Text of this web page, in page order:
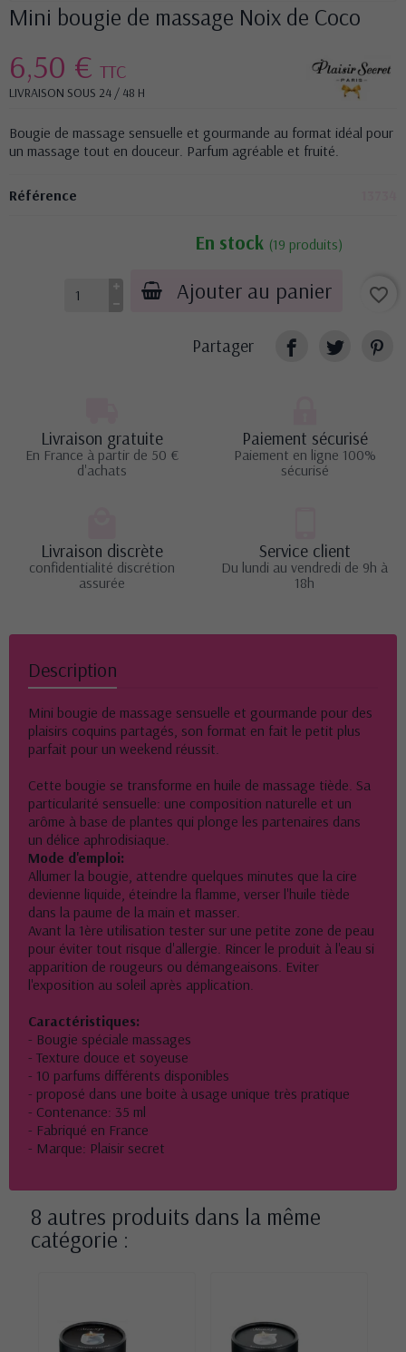
Mini bougie de massage Noix de Coco
6,50 € TTC
LIVRAISON SOUS 24 / 48 H
Bougie de massage sensuelle et gourmande au format idéal pour
un massage tout en douceur. Parfum agréable et fruité.
Référence
En stock (19 produits)
Ajouter au panier favorite_border
Partager
Livraison gratuite
En France à partir de 50 €
d'achats
Paiement sécurisé
Paiement en ligne 100%
sécurisé
Livraison discrète
confidentialité discrétion
assurée
Service client
Du lundi au vendredi de 9h à
18h
Description
Mini bougie de massage sensuelle et gourmande pour des
plaisirs coquins partagés, son format en fait le petit plus
parfait pour un weekend réussit.
Cette bougie se transforme en huile de massage tiède. Sa
particularité sensuelle: une composition naturelle et un
arôme à base de plantes qui plonge les partenaires dans
un délice aphrodisiaque.
Mode d'emploi:
Allumer la bougie, attendre quelques minutes que la cire
devienne liquide, éteindre la flamme, verser l'huile tiède
dans la paume de la main et masser.
Avant la 1ère utilisation tester sur une petite zone de peau
pour éviter tout risque d'allergie. Rincer le produit à l'eau si
apparition de rougeurs ou démangeaisons. Eviter
l'exposition au soleil après application.
Caractéristiques:
- Bougie spéciale massages
- Texture douce et soyeuse
- 10 parfums différents disponibles
- proposé dans une boite à usage unique très pratique
- Contenance: 35 ml
- Fabriqué en France
- Marque: Plaisir secret
8 autres produits dans la même
catégorie :